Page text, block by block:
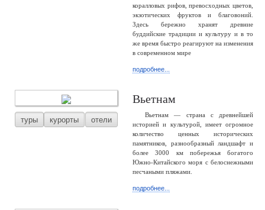
коралловых рифов, превосходных цветов,
экзотических фруктов и благовоний.
Здесь бережно хранят древние
буддийские традиции и культуру и в то
же время быстро реагируют на изменения
в современном мире
подробнее...
туры курорты отели
Вьетнам
Вьетнам — страна с древнейшей
историей и культурой, имеет огромное
количество ценных исторических
памятников, разнообразный ландшафт и
более 3000 км побережья богатого
Южно-Китайского моря с белоснежными
песчаными пляжами.
подробнее...